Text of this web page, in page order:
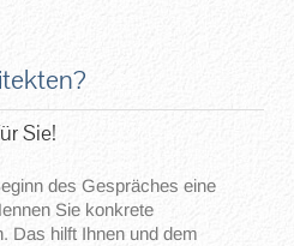
Sie!
des Gespräches eine
Sie konkrete
Das hilft Ihnen und dem